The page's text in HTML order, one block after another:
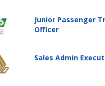
Junior Passenger
Officer
Sales Admin